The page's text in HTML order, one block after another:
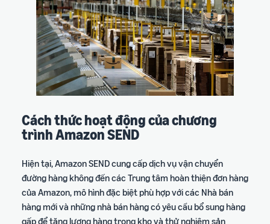
Cách thức hoạt động của chương
trình Amazon SEND
Hiện tại, Amazon SEND cung cấp dịch vụ vận chuyển
đường hàng không đến các Trung tâm hoàn thiện đơn hàng
của Amazon, mô hình đặc biệt phù hợp với các Nhà bán
hàng mới và những nhà bán hàng có yêu cầu bổ sung hàng
gấp để tăng lượng hàng trong kho và thử nghiệm sản